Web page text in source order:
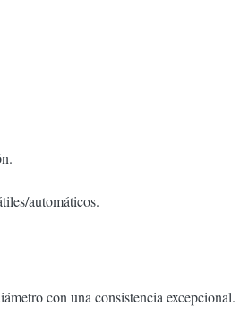
automáticos.
con una consistencia excepcional.